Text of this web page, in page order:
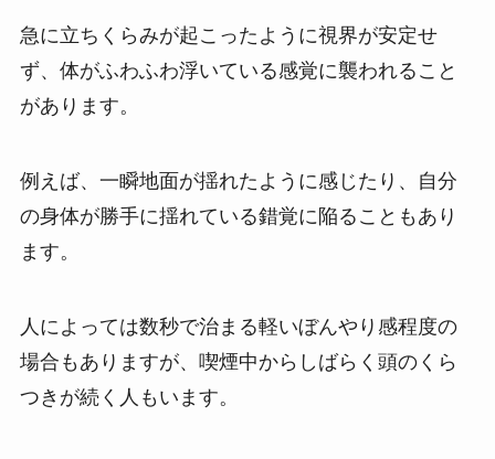
急に立ちくらみが起こったように視界が安定せ
ず、体がふわふわ浮いている感覚に襲われること
があります。
例えば、一瞬地面が揺れたように感じたり、自分
の身体が勝手に揺れている錯覚に陥ることもあり
ます。
人によっては数秒で治まる軽いぼんやり感程度の
場合もありますが、喫煙中からしばらく頭のくら
つきが続く人もいます。